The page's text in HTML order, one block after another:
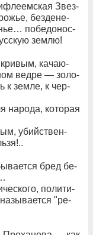
Звез­
без­де­не­
по­бе­до­нос­
зем­лю!
кри­вым, ка­ча­ю­
ве­д­ре — зо­ло­
к зем­ле, к чер­
на­ро­да, ко­то­рая
убий­ст­вен­
бред бе­
по­ли­ти­
на­зы­ва­ет­ся "ре­